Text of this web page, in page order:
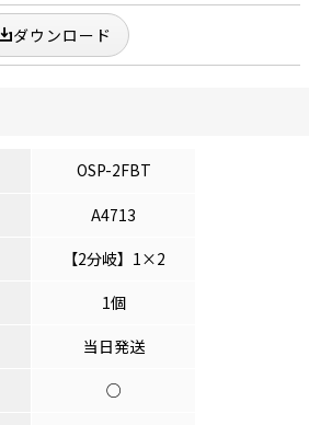
ダウンロード
OSP-2FBT
A4713
【2分岐】1×2
1個
当日発送
○